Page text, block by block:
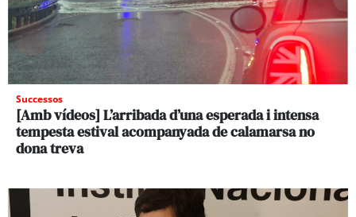
Successos
[Amb vídeos] L’arribada d’una esperada i intensa
tempesta estival acompanyada de calamarsa no
dona treva